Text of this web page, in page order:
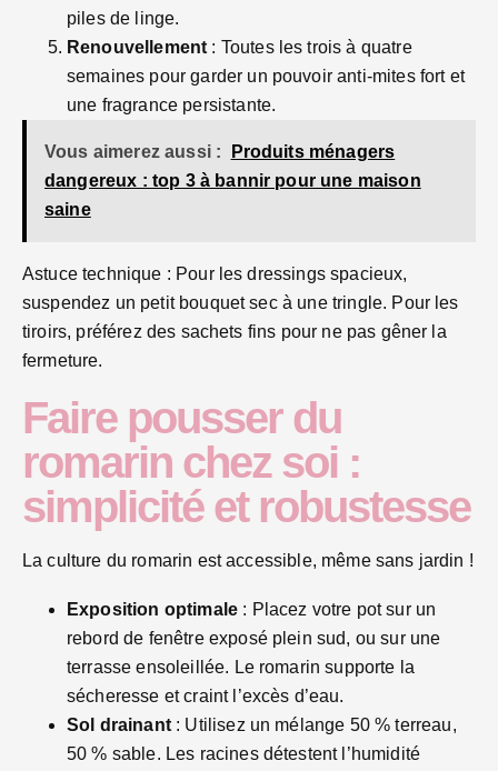
piles de linge.
Renouvellement : Toutes les trois à quatre
semaines pour garder un pouvoir anti-mites fort et
une fragrance persistante.
Vous aimerez aussi :
Produits ménagers
dangereux : top 3 à bannir pour une maison
saine
Astuce technique : Pour les dressings spacieux,
suspendez un petit bouquet sec à une tringle. Pour les
tiroirs, préférez des sachets fins pour ne pas gêner la
fermeture.
Faire pousser du
romarin chez soi :
simplicité et robustesse
La culture du romarin est accessible, même sans jardin !
Exposition optimale : Placez votre pot sur un
rebord de fenêtre exposé plein sud, ou sur une
terrasse ensoleillée. Le romarin supporte la
sécheresse et craint l’excès d’eau.
Sol drainant: Utilisez un mélange 50 % terreau,
50 % sable. Les racines détestent l’humidité